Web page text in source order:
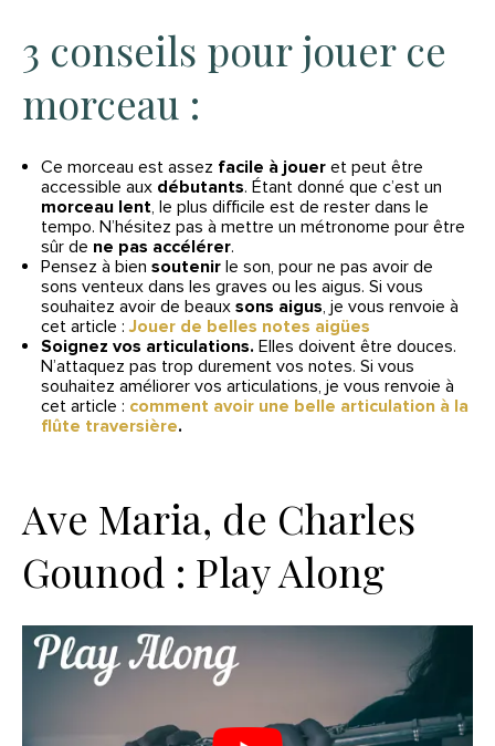
3 conseils pour jouer ce
morceau :
Ce morceau est assez facile à jouer et peut être
accessible aux débutants. Étant donné que c’est un
morceau lent, le plus difficile est de rester dans le
tempo. N’hésitez pas à mettre un métronome pour être
sûr de ne pas accélérer.
Pensez à bien soutenir le son, pour ne pas avoir de
sons venteux dans les graves ou les aigus. Si vous
souhaitez avoir de beaux sons aigus, je vous renvoie à
cet article :Jouer de belles notes aigües
Soignez vos articulations. Elles doivent être douces.
N’attaquez pas trop durement vos notes. Si vous
souhaitez améliorer vos articulations, je vous renvoie à
cet article : comment avoir une belle articulation à la
flûte traversière.
Ave Maria, de Charles
Gounod : Play Along